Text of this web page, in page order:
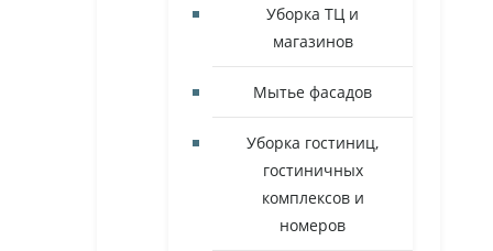
Уборка ТЦ и
магазинов
Мытье фасадов
Уборка гостиниц,
гостиничных
комплексов и
номеров